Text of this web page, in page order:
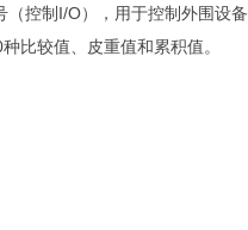
（控制I/O），用于控制外围设备
比较值、皮重值和累积值。